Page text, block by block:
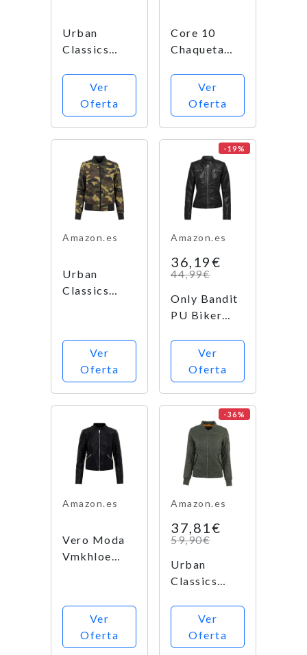
de manga
larga,...
Urban
Classics
Bomber
Jacket,
Chaqueta
para Mujer,
(oldrose
738), XS
Ver
Oferta
Core 10
Chaqueta
Corta Mujer
Estándar,
Rosa
Magenta, XL
Ver
Oferta
Amazon.es
Urban
Classics
Chaqueta
para Mujer,
diseño de
Camo de
Madera, M
Ver
Oferta
-19%
Amazon.es
36,19€
44,99€
Only Bandit
PU Biker
Negro
(Black C N
010), 36 (S)
para Mujer
Ver
Oferta
Amazon.es
Vero Moda
Vmkhloe
Jacket Noos
Chaqueta,
Negro
Ver
Oferta
-36%
Amazon.es
37,81€
59,90€
Urban
Classics
Bomber
Jacket
Chaqueta,
Ver
Oferta